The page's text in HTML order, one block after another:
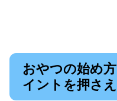
おやつの始め
イントを押さ